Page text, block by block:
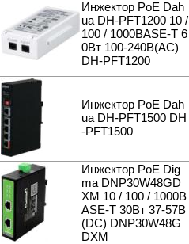
Инжектор PoE Dah
ua DH-PFT1200 10 /
100 / 1000BASE-T 6
0Вт 100-240В(АС)
DH-PFT1200
Инжектор PoE Dah
ua DH-PFT1500 DH
-PFT1500
Инжектор PoE Dig
ma DNP30W48GD
XM 10 / 100 / 1000B
ASE-T 30Вт 37-57В
(DC) DNP30W48G
DXM